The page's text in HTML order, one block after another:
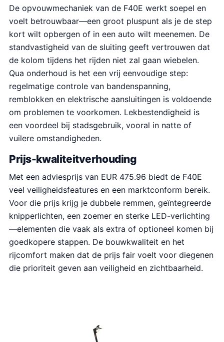
De opvouwmechaniek van de F40E werkt soepel en
voelt betrouwbaar—een groot pluspunt als je de step
kort wilt opbergen of in een auto wilt meenemen. De
standvastigheid van de sluiting geeft vertrouwen dat
de kolom tijdens het rijden niet zal gaan wiebelen.
Qua onderhoud is het een vrij eenvoudige step:
regelmatige controle van bandenspanning,
remblokken en elektrische aansluitingen is voldoende
om problemen te voorkomen. Lekbestendigheid is
een voordeel bij stadsgebruik, vooral in natte of
vuilere omstandigheden.
Prijs-kwaliteitverhouding
Met een adviesprijs van EUR 475.96 biedt de F40E
veel veiligheidsfeatures en een marktconform bereik.
Voor die prijs krijg je dubbele remmen, geïntegreerde
knipperlichten, een zoemer en sterke LED-verlichting
—elementen die vaak als extra of optioneel komen bij
goedkopere stappen. De bouwkwaliteit en het
rijcomfort maken dat de prijs fair voelt voor diegenen
die prioriteit geven aan veiligheid en zichtbaarheid.